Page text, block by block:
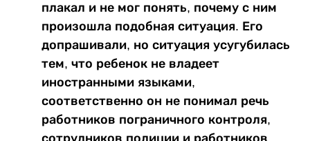
плакал и не мог понять, почему с ним
произошла подобная ситуация. Его
допрашивали, но ситуация усугубилась
тем, что ребенок не владеет
иностранными языками,
соответственно он не понимал речь
работников пограничного контроля,